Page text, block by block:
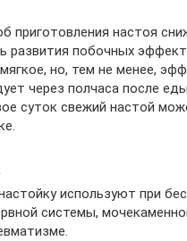
приготовления настоя
развития побочных
но, тем не менее,
через полчаса после
суток свежий настой
используют при
системы,